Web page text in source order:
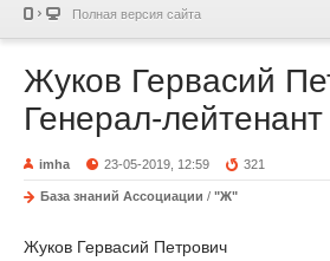
Полная версия сайта
Жуков Гервасий
Генерал-лейтенант
imha 23-05-2019, 12:59 321
База знаний Ассоциации / "Ж"
Жуков Гервасий Петрович